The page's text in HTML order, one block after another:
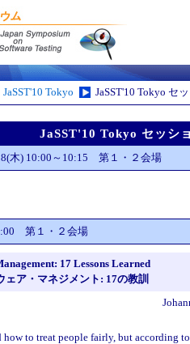
JaSST'10 Tokyo JaSST'10 Tokyo セ
JaSST'10 Tokyo セッシ
木) 10:00～10:15 第１・２会場
第１・２会場
17 Lessons Learned
ェア・マネジメント: 17の教訓
how to treat people fairly, but according